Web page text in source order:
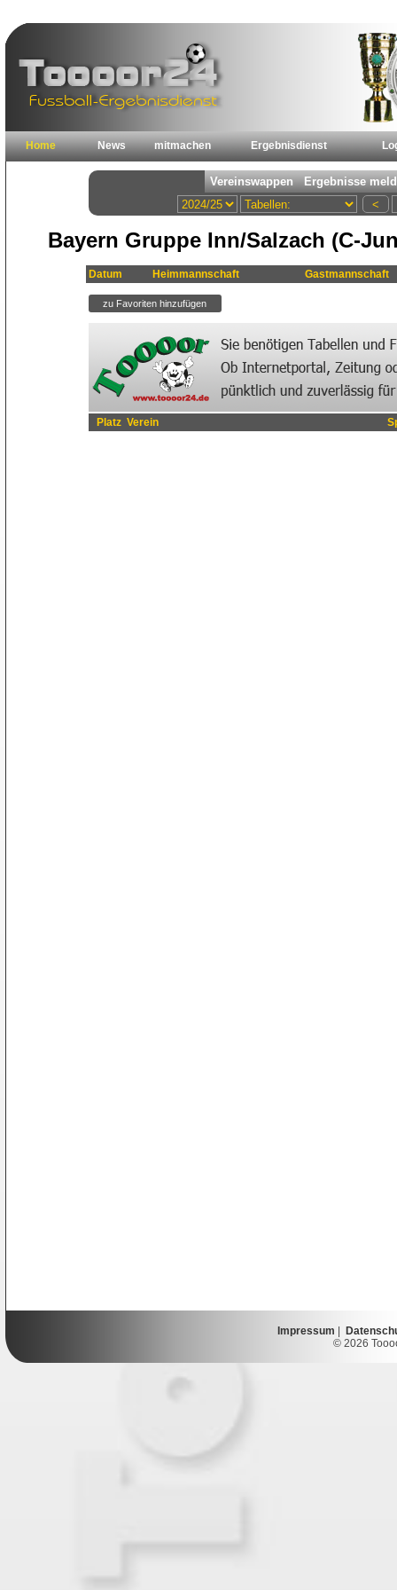
Home News mitmachen Ergebnisdienst
Bayern Gruppe Inn/Salzach (C-
Datum Heimmannschaft Gastmannschaft
Platz Verein
Impressum
© 2026